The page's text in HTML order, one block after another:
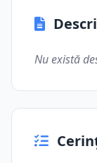
Nu există